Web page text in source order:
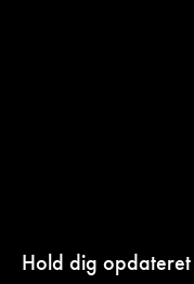
Hold dig opdateret